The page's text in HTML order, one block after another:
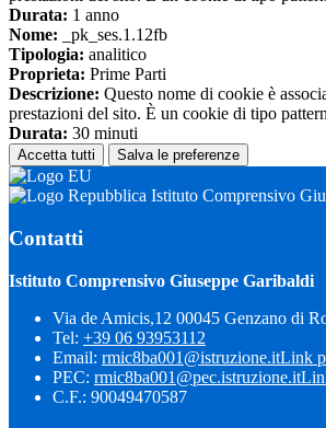
Durata: 1 anno
Nome: _pk_ses.1.12fb
Tipologia: analitico
Proprieta: Prime Parti
Descrizione: Questo nome di cookie è
prestazioni del sito. È un cookie di tipo
Durata: 30 minuti
Accetta tutti Salva le preferenze
Istituto Comprensivo
Contatti
Istituto Comprensivo Giuseppe Garibaldi
Via de Amicis,12 00045 Genzano di
Tel: +39 06 93953112
Email: rmic8ba001@istruzione.itLink
PEC: rmic8ba001@pec.istruzione.it
C.F.: 90049470587